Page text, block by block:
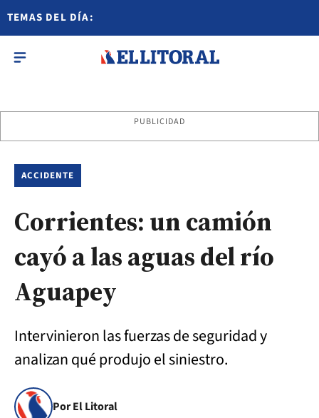
TEMAS DEL DÍA:
PUBLICIDAD
ACCIDENTE
Corrientes: un camión
cayó a las aguas del río
Aguapey
Intervinieron las fuerzas de seguridad y
analizan qué produjo el siniestro.
Por El Litoral